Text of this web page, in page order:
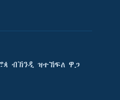
ብኽንዲ ዝተኸፍለ ዋጋ